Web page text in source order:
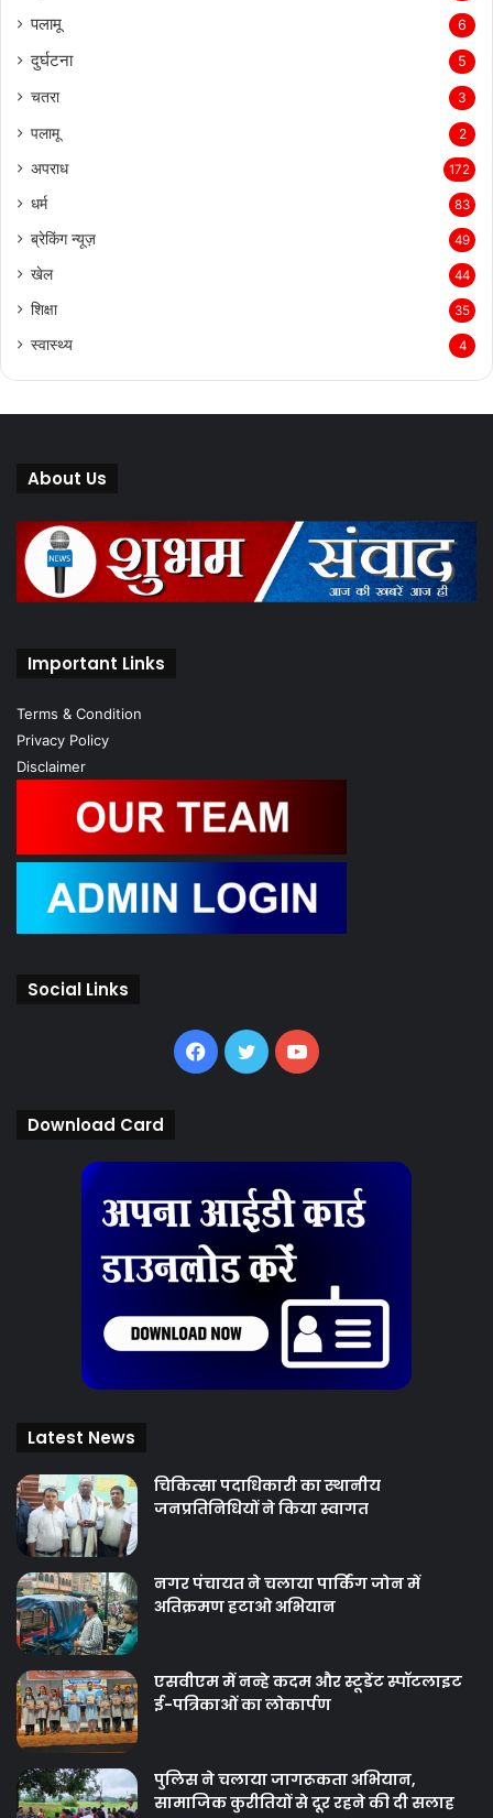
पलामू 6
दुर्घटना 5
चतरा 3
पलामू 2
अपराध 172
धर्म 83
ब्रेकिंग न्यूज़ 49
खेल 44
शिक्षा 35
स्वास्थ्य 4
About Us
Important Links
Terms & Condition
Privacy Policy
Disclaimer
Social Links
Facebook
TwitterYouTube
Download Card
Latest News
चिकित्‍सा पदाधिकारी का स्थानीय
जनप्रतिनिधियों ने किया स्वागत
नगर पंचायत ने चलाया पार्किंग जोन में
अतिक्रमण हटाओ अभियान
एसवीएम में नन्हे कदम और स्टूडेंट स्पॉटलाइट
ई-पत्रिकाओं का लोकार्पण
पुलिस ने चलाया जागरूकता अभियान,
सामाजिक कुरीतियों से दूर रहने की दी सलाह